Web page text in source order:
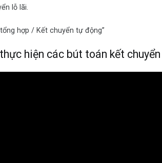
lỗ lãi.
hợp / Kết chuyển tự động”
hiện các bút toán kết